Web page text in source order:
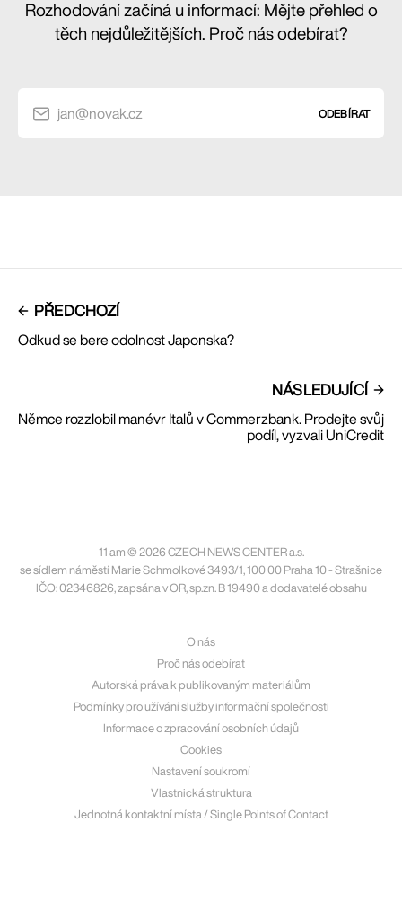
Rozhodování začíná u informací: Mějte přehled o
těch nejdůležitějších. Proč nás odebírat?
jan@novak.cz ODEBÍRAT
PŘEDCHOZÍ
Odkud se bere odolnost Japonska?
NÁSLEDUJÍCÍ
Němce rozzlobil manévr Italů v Commerzbank. Prodejte svůj
podíl, vyzvali UniCredit
11 am © 2026 CZECH NEWS CENTER a.s.
se sídlem náměstí Marie Schmolkové 3493/1, 100 00 Praha 10 - Strašnice
IČO: 02346826, zapsána v OR, sp.zn. B 19490 a dodavatelé obsahu
O nás
Proč nás odebírat
Autorská práva k publikovaným materiálům
Podmínky pro užívání služby informační společnosti
Informace o zpracování osobních údajů
Cookies
Nastavení soukromí
Vlastnická struktura
Jednotná kontaktní místa / Single Points of Contact